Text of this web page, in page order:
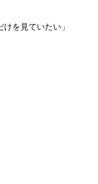
けを見ていたい」